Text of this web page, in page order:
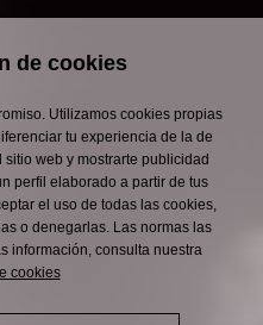
de cookies
Utilizamos cookies propias
tu experiencia de la de
web y mostrarte publicidad
perfil elaborado a partir de tus
el uso de todas las cookies,
o denegarlas. Las normas las
información, consulta nuestra
cookies